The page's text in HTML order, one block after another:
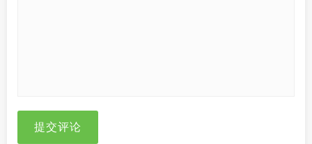
提交评论